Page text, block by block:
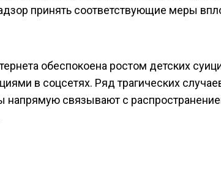
принять соответствующие меры
обеспокоена ростом детских
в соцсетях. Ряд трагических
напрямую связывают с